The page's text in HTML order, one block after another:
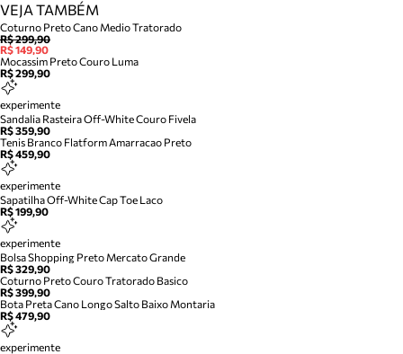
VEJA TAMBÉM
Coturno Preto Cano Medio Tratorado
R$ 299,90
R$ 149,90
Mocassim Preto Couro Luma
R$ 299,90
experimente
Sandalia Rasteira Off-White Couro Fivela
R$ 359,90
Tenis Branco Flatform Amarracao Preto
R$ 459,90
experimente
Sapatilha Off-White Cap Toe Laco
R$ 199,90
experimente
Bolsa Shopping Preto Mercato Grande
R$ 329,90
Coturno Preto Couro Tratorado Basico
R$ 399,90
Bota Preta Cano Longo Salto Baixo Montaria
R$ 479,90
experimente